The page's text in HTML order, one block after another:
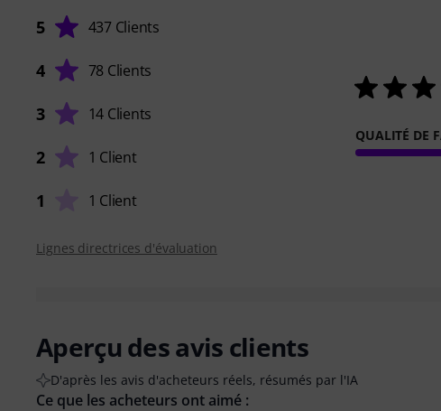
5 437 Clients
4 78 Clients
3 14 Clients
2 1 Client
1 1 Client
QUALITÉ DE
Lignes directrices d'évaluation
Aperçu des avis clients
D'après les avis d'acheteurs réels, résumés par l'IA
Ce que les acheteurs ont aimé :